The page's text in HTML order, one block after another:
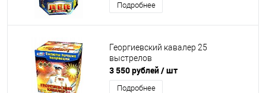
Подробнее
Георгиевский кавалер 25
выстрелов
3 550 рублей/ шт
Подробнее